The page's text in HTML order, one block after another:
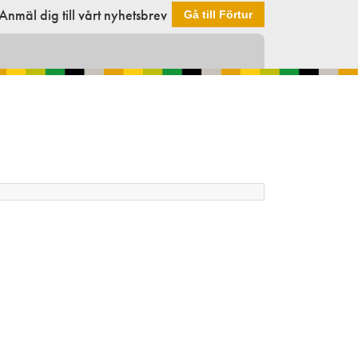
dig till vårt nyhetsbrev Gå till Förtur